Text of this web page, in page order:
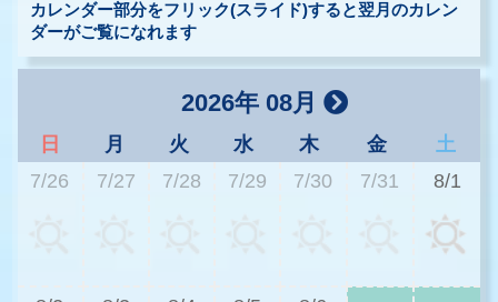
カレンダー部分をフリック(スライド)すると翌月のカレン
ダーがご覧になれます
2026年 08月
日 月 火 水 木 金
土
7/26
7/27 7/28 7/29 7/30 7/31 8/1